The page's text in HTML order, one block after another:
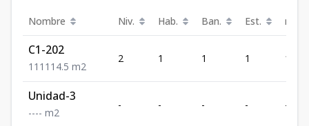
Nombre Niv. Hab. Ban. Est. m²
C1-202
1 1 1 114.5 m2
2 1 1 1 114.5
Unidad-3
---- m2
- - - - -